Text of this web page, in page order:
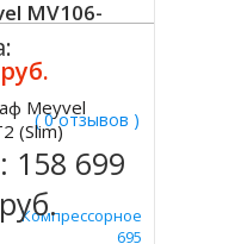
MV106-
( 0 отзывов )
Компрессорное
1800 Х 450 Х 695
Meyvel
(Slim)
158 699
руб.